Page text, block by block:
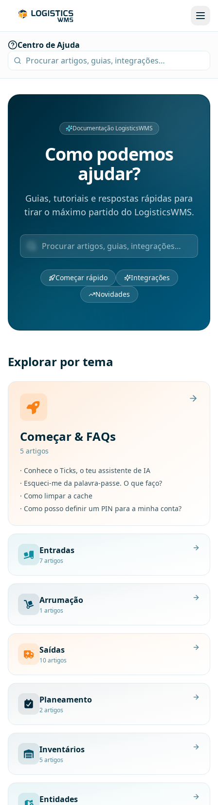
Centro de Ajuda
Documentação LogisticsWMS
Como podemos
ajudar?
Guias, tutoriais e respostas rápidas para
tirar o máximo partido do LogisticsWMS.
Começar rápido
Integrações
Novidades
Explorar por tema
Começar & FAQs
5 artigos
· Conhece o Ticks, o teu assistente de IA
· Esqueci-me da palavra-passe. O que faço?
· Como limpar a cache
· Como posso definir um PIN para a minha conta?
Entradas
7artigos
Arrumação
1 artigos
Saídas
10artigos
Planeamento
2artigos
Inventários
5 artigos
Entidades